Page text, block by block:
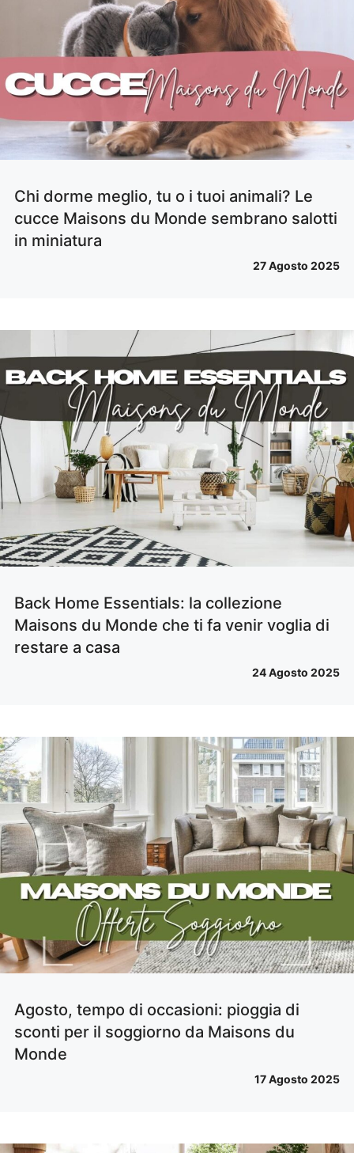
Chi dorme meglio, tu o i tuoi animali? Le
cucce Maisons du Monde sembrano salotti
in miniatura
27 Agosto 2025
Back Home Essentials: la collezione
Maisons du Monde che ti fa venir voglia di
restare a casa
24 Agosto 2025
Agosto, tempo di occasioni: pioggia di
sconti per il soggiorno da Maisons du
Monde
17 Agosto 2025